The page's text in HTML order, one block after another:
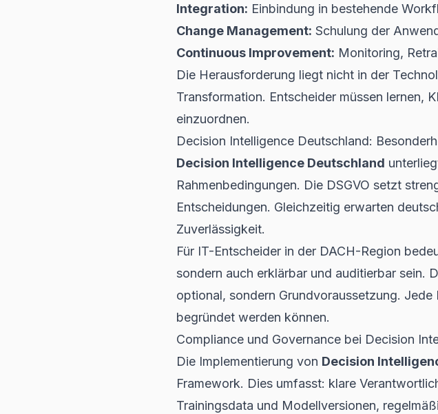
Integration: Einbindung in bestehende
Change Management: Schulung der
Continuous Improvement: Monitoring,
Die Herausforderung liegt nicht in der
Transformation. Entscheider müssen lernen,
einzuordnen.
Decision Intelligence Deutschland:
Decision Intelligence Deutschland
Rahmenbedingungen. Die DSGVO setzt
Entscheidungen. Gleichzeitig erwarten
Zuverlässigkeit.
Für IT-Entscheider in der DACH-Region
sondern auch erklärbar und auditierbar sein.
optional, sondern Grundvoraussetzung.
begründet werden können.
Compliance und Governance bei Decision
Die Implementierung von Decision
Framework. Dies umfasst: klare
Trainingsdata und Modellversionen,